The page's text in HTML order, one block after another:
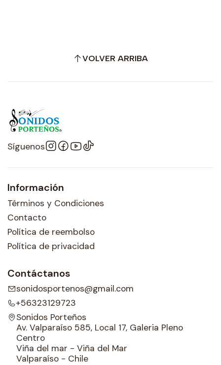
VOLVER ARRIBA
Síguenos
Información
Términos y Condiciones
Contacto
Política de reembolso
Política de privacidad
Contáctanos
sonidosportenos@gmail.com
+56323129723
Sonidos Porteños
Av. Valparaíso 585, Local 17, Galeria Pleno
Centro
Viña del mar - Viña del Mar
Valparaíso - Chile